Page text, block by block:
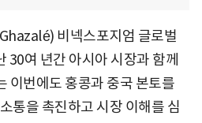
비넥스포지엄 글로벌
30여 년간 아시아 시장과 함께
이번에도 홍콩과 중국 본토를
통을 촉진하고 시장 이해를 심